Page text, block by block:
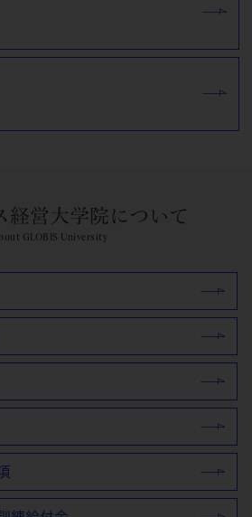
経営大学院について
GLOBIS University